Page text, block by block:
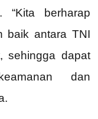
“Kita berharap
baik antara TNI
sehingga dapat
dan